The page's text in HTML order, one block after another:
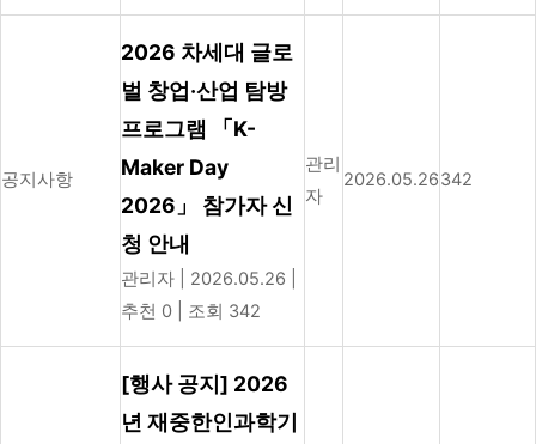
공지사항
2026 차세대 글로
벌 창업·산업 탐방
프로그램 「K-
Maker Day
2026」 참가자 신
청 안내
관리자 2026.05.26
추천 0
조회 342
관리
자
2026.05.26342
[행사 공지] 2026
년 재중한인과학기